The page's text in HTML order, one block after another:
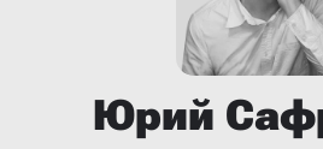
Юрий